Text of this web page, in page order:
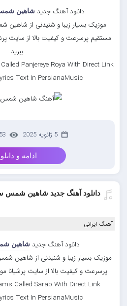
دانلود آهنگ جدید شاهین
موزیک بسیار زیبا و شنیدنی از شاهین
مستقیم پرسرعت و کیفیت بالا از سایت
ببرید
Panjereye Roya With Direct Link
Text In PersianaMusic
5 ژانویه 2025 553
ادامه و
دانلود آهنگ جدید شاهین شمس
آهنگ ایرانی
دانلود آهنگ جدیدشاهین
موزیک بسیار زیبا و شنیدنی از شاهین
پرسرعت و کیفیت بالا از سایت پرشیانا
Called Sarab With Direct Link
Text In PersianaMusic